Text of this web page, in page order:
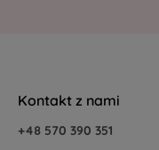
Kontakt z nami
+48 570 390 351